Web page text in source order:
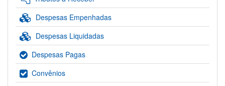
Despesas Empenhadas
Despesas Liquidadas
Despesas Pagas
Convênios